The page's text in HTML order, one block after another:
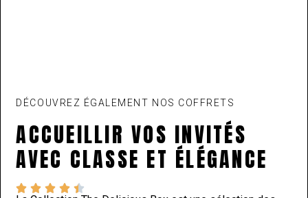
DÉCOUVREZ ÉGALEMENT NOS COFFRETS
ACCUEILLIR VOS INVITÉS
AVEC CLASSE ET ÉLÉGANCE
    